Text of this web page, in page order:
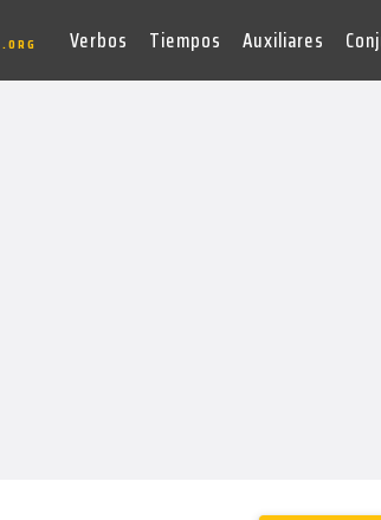
.ORG Verbos Tiempos Auxiliares